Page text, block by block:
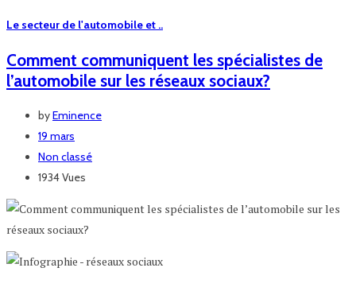
Le secteur de l'automobile et ..
Comment communiquent les spécialistes de
l’automobile sur les réseaux sociaux?
byEminence
19 mars
Non classé
1934 Vues